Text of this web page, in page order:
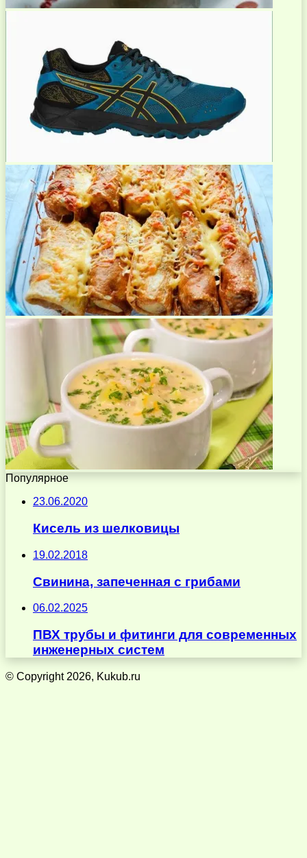
Популярное
23.06.2020
Кисель из шелковицы
19.02.2018
Свинина, запеченная с грибами
06.02.2025
ПВХ трубы и фитинги для современных
инженерных систем
© Copyright 2026, Kukub.ru